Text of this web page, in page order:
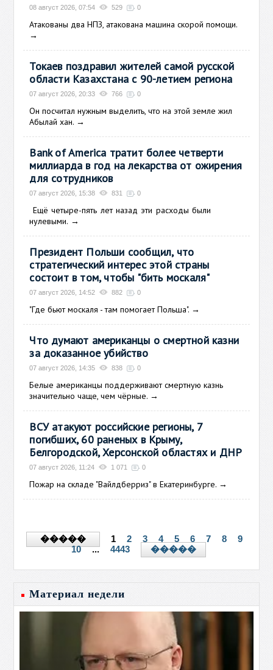
08 август 2026, 07:54 529 0
Атакованы два НПЗ, атакована машина скорой помощи.
→
Токаев поздравил жителей самой русской
области Казахстана с 90-летием региона
07 август 2026, 20:33 766 0
Он посчитал нужным выделить, что на этой земле жил
Абылай хан. →
Bank of America тратит более четверти
миллиарда в год на лекарства от ожирения
для сотрудников
07 август 2026, 15:38 831 0
Ещё четыре-пять лет назад эти расходы были
нулевыми. →
Президент Польши сообщил, что
стратегический интерес этой страны
состоит в том, чтобы "бить москаля"
07 август 2026, 14:52 882 0
"Где бьют москаля - там помогает Польша". →
Что думают американцы о смертной казни
за доказанное убийство
07 август 2026, 14:35 838 0
Белые американцы поддерживают смертную казнь
значительно чаще, чем чёрные. →
ВСУ атакуют российские регионы, 7
погибших, 60 раненых в Крыму,
Белгородской, Херсонской областях и ДНР
07 август 2026, 11:24 1 071 0
Пожар на складе "Вайлдберриз" в Екатеринбурге. →
����� 1 2 3 4 5 6 7 8
9
10
... 4443 �����
Материал недели